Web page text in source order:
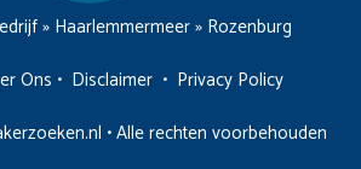
» Haarlemmermeer» Rozenburg
Ons • Disclaimer • Privacy Policy
• Alle rechten voorbehouden